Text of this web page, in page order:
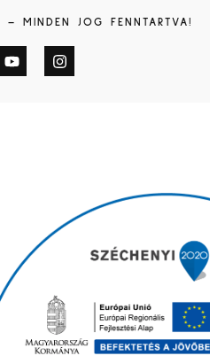
MINDEN JOG FENNTARTVA!